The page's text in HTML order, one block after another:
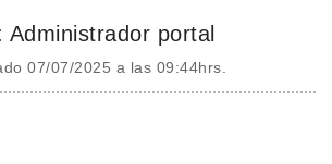
Administrador portal
07/07/2025 a las 09:44hrs.